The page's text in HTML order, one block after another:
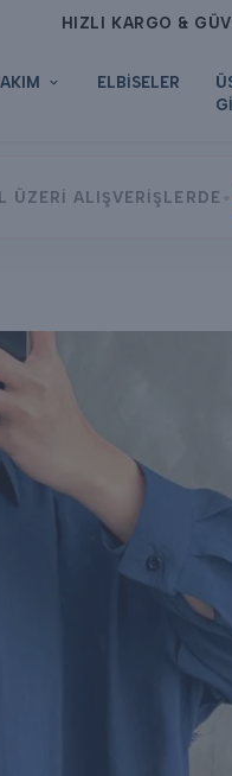
HIZLI KARGO &
ELBİSELER
ÜZERİ ALIŞVERİŞLERDE